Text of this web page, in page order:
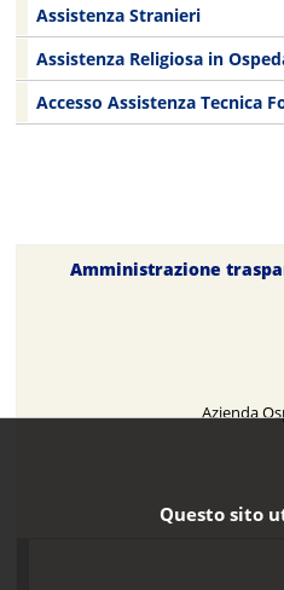
Assistenza Stranieri
Assistenza Religiosa in
Accesso Assistenza Tecnica
Amministrazione
Azienda
Questo sito